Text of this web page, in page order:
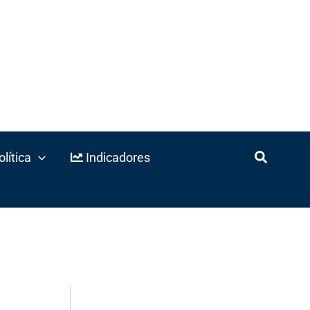
Indicadores